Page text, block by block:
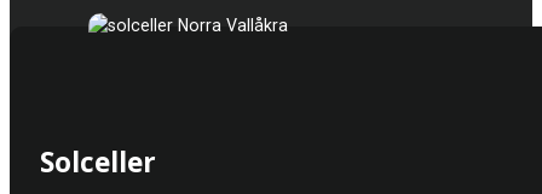
Solceller